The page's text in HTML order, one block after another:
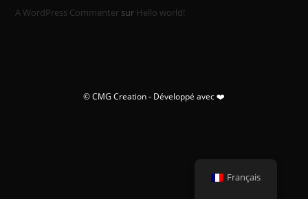
A WordPress Commenter sur Hello world!
© CMG Creation - Développé avec ❤️
Français